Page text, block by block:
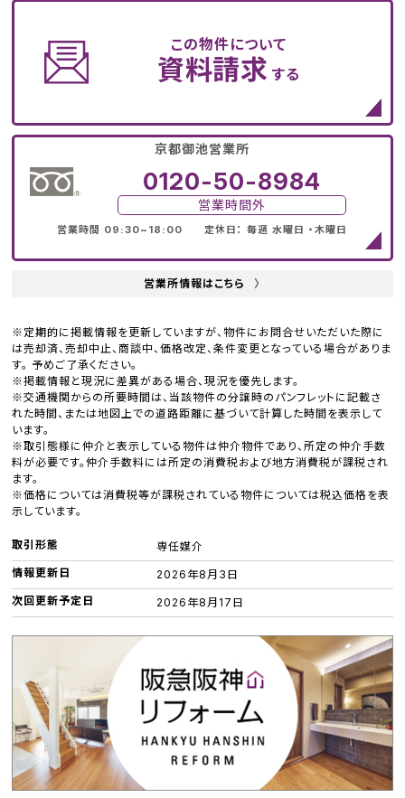
この物件について
資料請求 する
京都御池営業所
0120-50-8984
営業時間外
営業時間 09:30~18:00 定休日： 毎週 水曜日 ・木曜日
営業所情報はこちら 〉
※定期的に掲載情報を更新していますが、物件にお問合せいただいた際に
は売却済、売却中止、商談中、価格改定、条件変更となっている場合がありま
す。 予めご了承ください。
※掲載情報と現況に差異がある場合、現況を優先します。
※交通機関からの所要時間は、当該物件の分譲時のパンフレットに記載さ
れた時間、または地図上での道路距離に基づいて計算した時間を表示して
います。
※取引態様に仲介と表示している物件は仲介物件であり、所定の仲介手数
料が必要です。仲介手数料には所定の消費税および地方消費税が課税され
ます。
※価格については消費税等が課税されている物件については税込価格を表
示しています。
取引形態
専任媒介
情報更新日
2026年8月3日
次回更新予定日
2026年8月17日